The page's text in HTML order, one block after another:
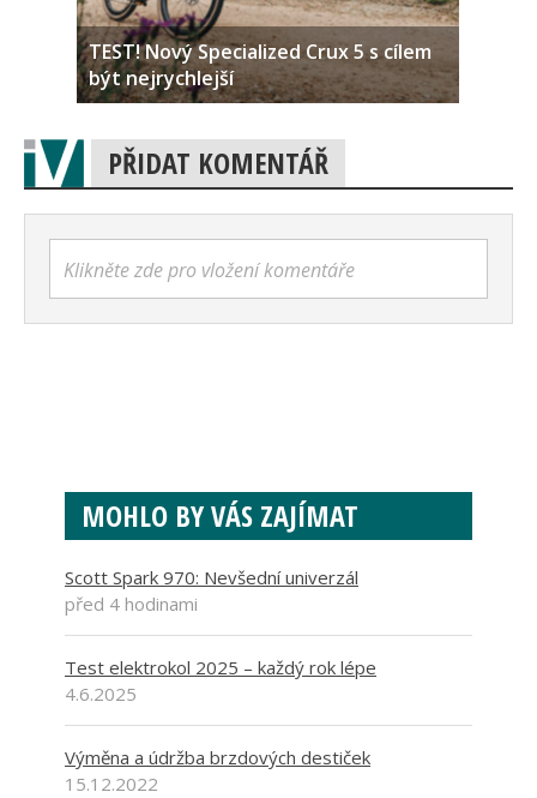
TEST! Nový Specialized Crux 5 s cílem
být nejrychlejší
PŘIDAT KOMENTÁŘ
Klikněte zde pro vložení komentáře
MOHLO BY VÁS ZAJÍMAT
Scott Spark 970: Nevšední univerzál
před 4 hodinami
Test elektrokol 2025 – každý rok lépe
4.6.2025
Výměna a údržba brzdových destiček
15.12.2022